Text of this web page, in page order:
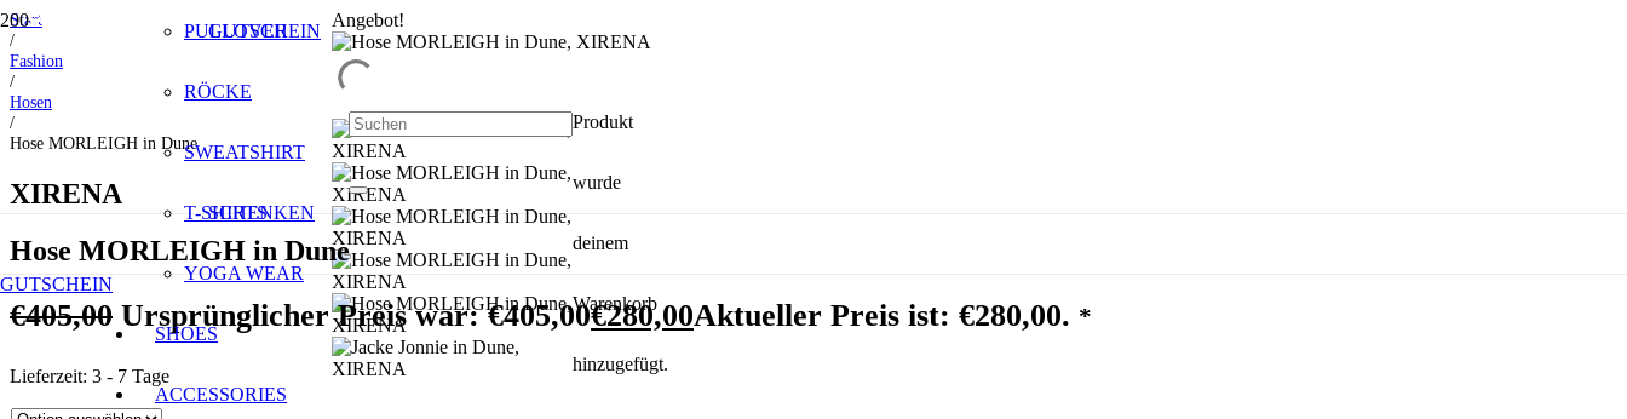
GUTSCHEIN
SCHENKEN
PULLOVER
RÖCKE
SWEATSHIRT
T-SHIRTS
YOGA WEAR
SHOES
ACCESSORIES
Produkt
wurde
deinem
Warenkorb
hinzugefügt.
GUTSCHEIN
Angebot!
Start
/
Fashion
/
Hosen
/
Hose MORLEIGH in Dune
XIRENA
Hose MORLEIGH in Dune
€405,00 Ursprünglicher Preis war: €405,00€280,00Aktueller Preis ist: €280,00. *
Lieferzeit: 3 - 7 Tage
SALE
SALE
SALE
SALE
SALE
SALE
SALE